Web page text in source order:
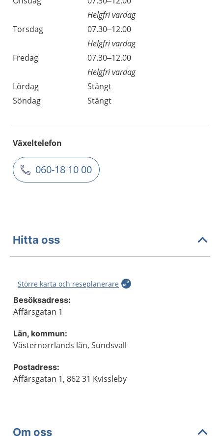
Helgfri vardag
Torsdag
07.30–12.00
Helgfri vardag
Fredag
07.30–12.00
Helgfri vardag
Lördag
Stängt
Söndag
Stängt
Växeltelefon
060-18 10 00
Hitta oss
Större karta och reseplanerare
Besöksadress:
Affärsgatan 1
Län, kommun:
Västernorrlands län, Sundsvall
Postadress:
Affärsgatan 1, 862 31 Kvissleby
Om oss